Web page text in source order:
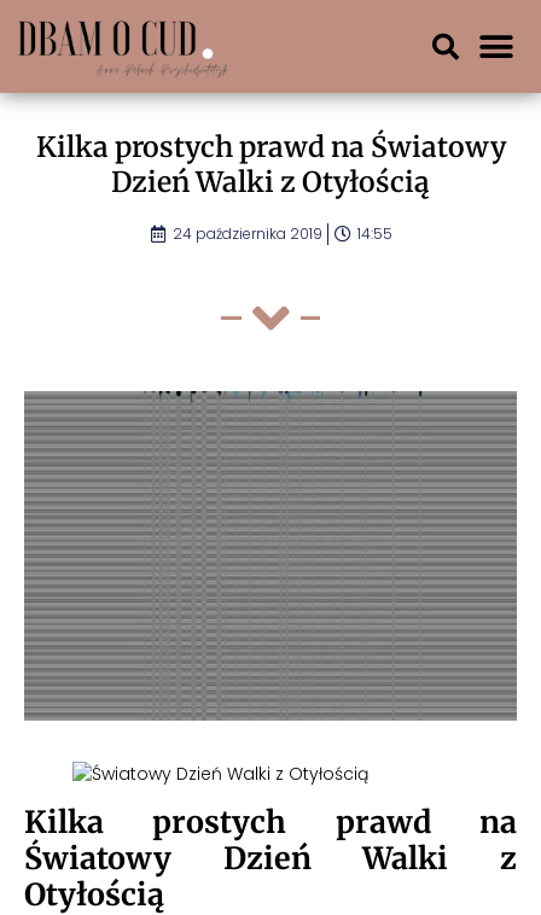
Kilka prostych prawd na Światowy
Dzień Walki z Otyłością
24 października 2019 14:55
Kilka prostych prawd na
Światowy Dzień Walki z
Otyłością